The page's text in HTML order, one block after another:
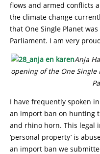
flows and armed conflicts
the climate change
that One Single Planet
Parliament. I am very
Anja
opening of the One
I have frequently spoken
an import ban on hunting
and rhino horn. This legal
‘personal property’ is
an import ban we